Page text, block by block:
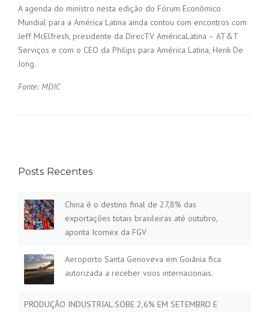
A agenda do ministro nesta edição do Fórum Econômico
Mundial para a América Latina ainda contou com encontros com
Jeff McElfresh, presidente da DirecTV AméricaLatina – AT&T
Serviços e com o CEO da Philips para América Latina, Henk De
Jong.
Fonte: MDIC
Posts Recentes
China é o destino final de 27,8% das
exportações totais brasileiras até outubro,
aponta Icomex da FGV
Aeroporto Santa Genoveva em Goiânia fica
autorizada a receber voos internacionais.
PRODUÇÃO INDUSTRIAL SOBE 2,6% EM SETEMBRO E